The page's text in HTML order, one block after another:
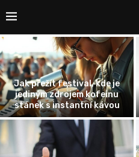
Jak přežít festival, kde je
jediným zdrojem kofeinu
stánek s instantní kávou